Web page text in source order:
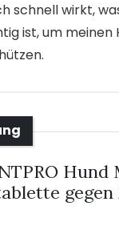
schnell wirkt,
ist, um meinen
Hund
gegen